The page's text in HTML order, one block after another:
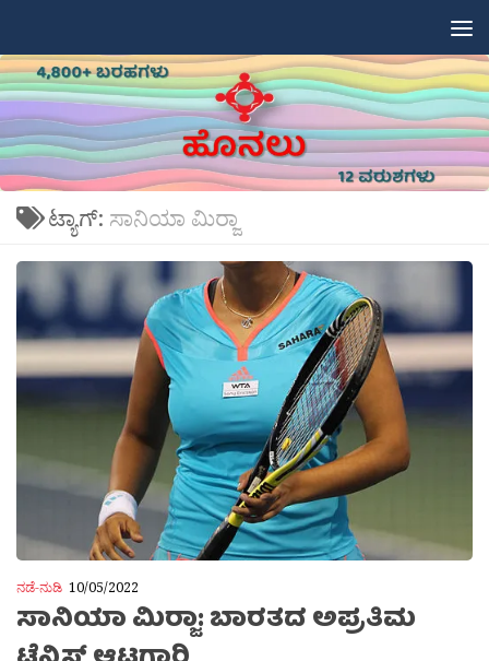
ಟ್ಯಾಗ್: ಸಾನಿಯಾ ಮಿರ‍್ಜಾ
ನಡೆ-ನುಡಿ 10/05/2022
ಸಾನಿಯಾ ಮಿರ‍್ಜಾ: ಬಾರತದ ಅಪ್ರತಿಮ